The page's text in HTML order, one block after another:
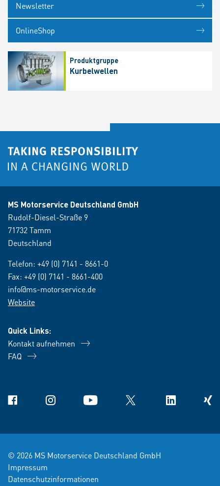
Newsletter
OnlineShop
Produktgruppe
Kurbelwellen
MS Motorservice Deutschland GmbH
Rudolf-Diesel-Straße 9
71732 Tamm
Deutschland
Telefon: +49 (0) 7141 - 8661-0
Fax: +49 (0) 7141 - 8661-400
info@ms-motorservice.de
Website
Quick Links:
Kontakt aufnehmen
FAQ
Facebook Instagram YouTube X Linkedin Xing
© 2026 MS Motorservice Deutschland GmbH
Impressum
Datenschutzinformationen